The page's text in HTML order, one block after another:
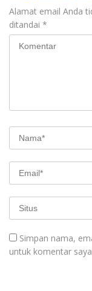
Alamat email Anda
ditandai *
Simpan nama,
untuk komentar